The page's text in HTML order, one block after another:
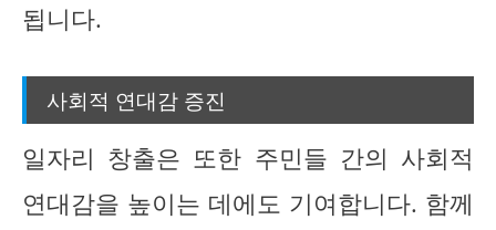
됩니다.
사회적 연대감 증진
일자리 창출은 또한 주민들 간의 사회적
연대감을 높이는 데에도 기여합니다. 함께